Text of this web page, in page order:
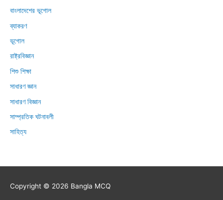
বাংলাদেশের ভূগোল
ব্যাকরণ
ভূগোল
রাষ্ট্রবিজ্ঞান
শিশু শিক্ষা
সাধারণ জ্ঞান
সাধারণ বিজ্ঞান
সাম্প্রতিক ঘটনাবলী
সাহিত্য
Copyright © 2026 Bangla MCQ